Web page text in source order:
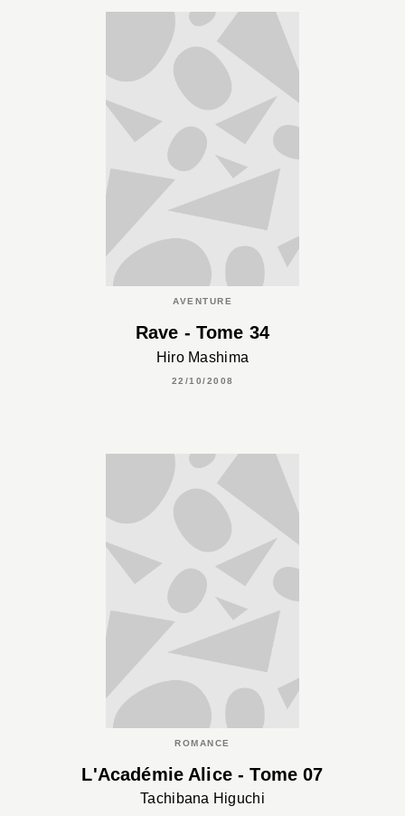
AVENTURE
Rave - Tome 34
Hiro Mashima
22/10/2008
ROMANCE
L'Académie Alice - Tome 07
Tachibana Higuchi